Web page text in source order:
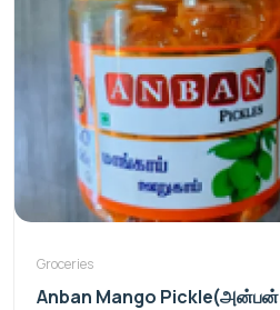
Groceries
Anban Mango Pickle(அன்பன்